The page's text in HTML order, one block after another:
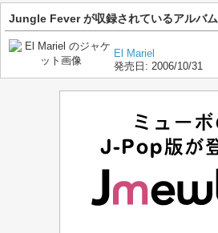
Jungle Fever が収録されているアルバム
El Mariel
発売日: 2006/10/31